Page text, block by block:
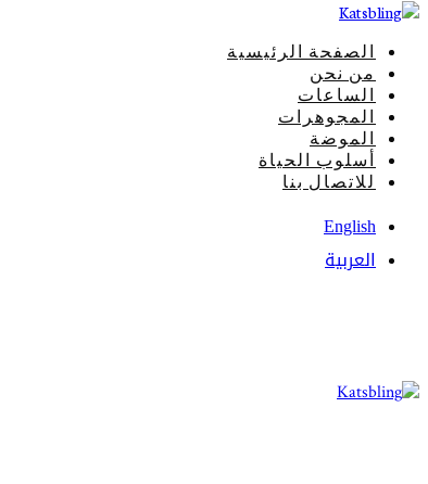
الصفحة الرئيسية
من نحن
الساعات
المجوهرات
الموضة
أسلوب الحياة
للاتصال بنا
English
العربية